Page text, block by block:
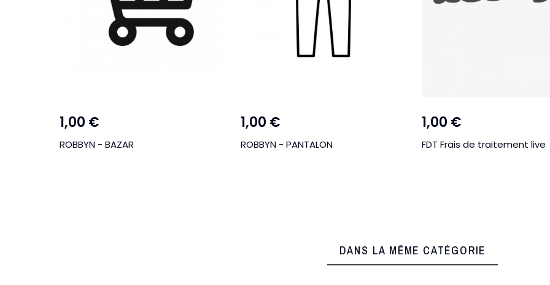
1,00 €
ROBBYN - BAZAR
1,00 €
ROBBYN - PANTALON
1,00 €
FDT Frais de traitement live
DANS LA MÊME CATÉGORIE